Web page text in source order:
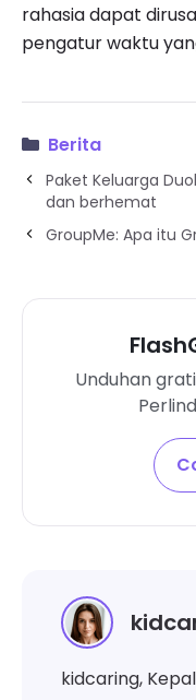
rahasia dapat
pengatur waktu
Berita
Paket Keluarga
dan berhemat
GroupMe: Apa itu
Unduhan
kidcaring,